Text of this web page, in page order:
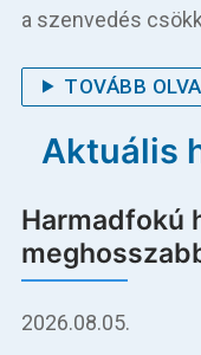
Közérdekű adatok
Hírek
a szenvedés
TOVÁBB
Aktuális
Harmadfokú
2026.08.05.